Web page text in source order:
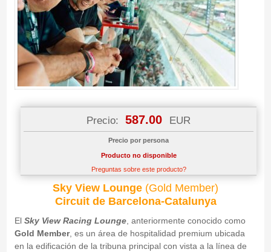
Precio: 587.00 EUR
Precio por persona
Producto no disponible
Preguntas sobre este producto?
Sky View Lounge (Gold Member)
Circuit de Barcelona-Catalunya
El Sky View Racing Lounge, anteriormente conocido como
Gold Member, es un área de hospitalidad premium ubicada
en la edificación de la tribuna principal con vista a la línea de